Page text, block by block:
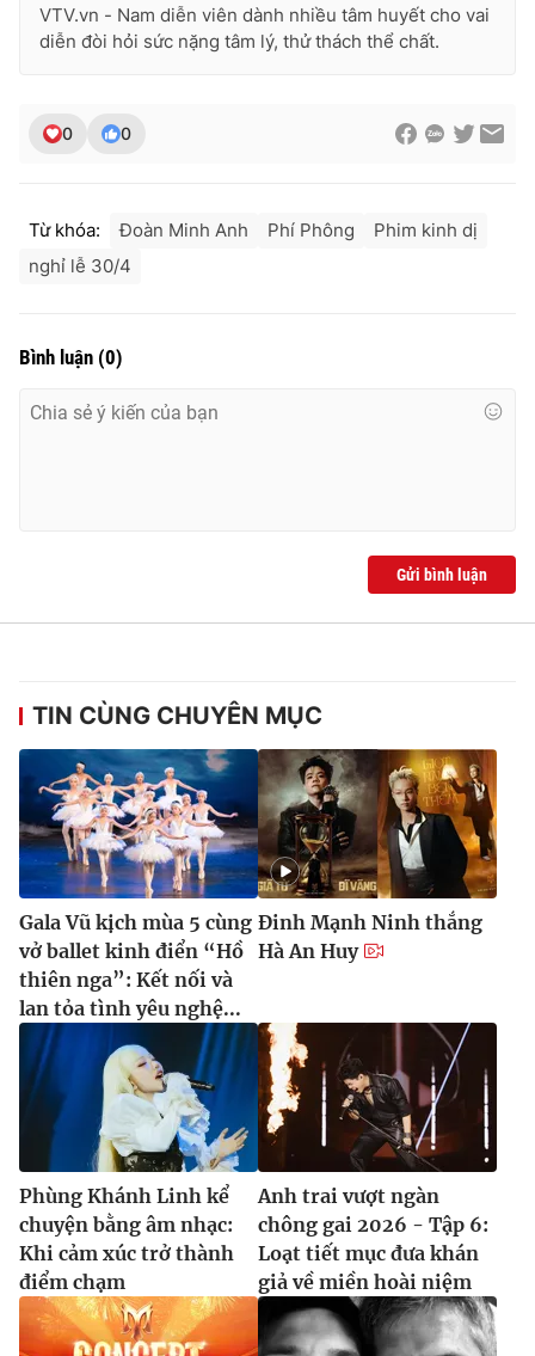
VTV.vn - Nam diễn viên dành nhiều tâm huyết cho vai
diễn đòi hỏi sức nặng tâm lý, thử thách thể chất.
0 0
Từ khóa: Đoàn Minh Anh Phí Phông
Phim kinh dị
nghỉ lễ 30/4
Bình luận (0)
Gửi bình luận
TIN CÙNG CHUYÊN MỤC
Gala Vũ kịch mùa 5 cùng
vở ballet kinh điển “Hồ
thiên nga”: Kết nối và
lan tỏa tình yêu nghệ...
Đinh Mạnh Ninh thắng
Hà An Huy
Phùng Khánh Linh kể
chuyện bằng âm nhạc:
Khi cảm xúc trở thành
điểm chạm
Anh trai vượt ngàn
chông gai 2026 - Tập 6:
Loạt tiết mục đưa khán
giả về miền hoài niệm